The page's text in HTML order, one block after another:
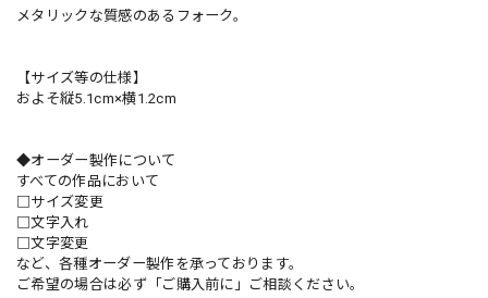
メタリックな質感のあるフォーク。
【サイズ等の仕様】
およそ縦5.1cm×横1.2cm
◆オーダー製作について
すべての作品において
□サイズ変更
□文字入れ
□文字変更
など、各種オーダー製作を承っております。
ご希望の場合は必ず「ご購入前に」ご相談ください。